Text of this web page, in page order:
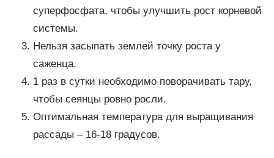
суперфосфата, чтобы улучшить рост корневой
системы.
Нельзя засыпать землей точку роста у
саженца.
1 раз в сутки необходимо поворачивать тару,
чтобы сеянцы ровно росли.
Оптимальная температура для выращивания
рассады – 16-18 градусов.